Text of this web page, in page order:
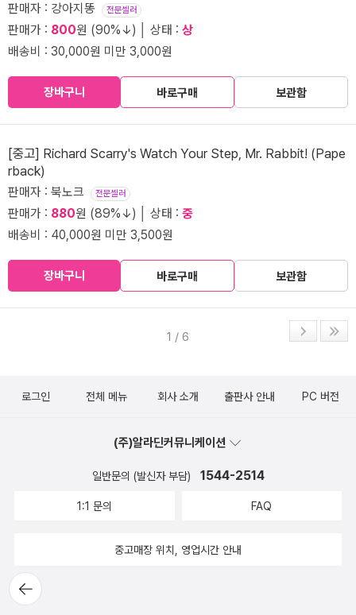
판매자 : 강아지똥 전문셀러
판매가 : 800원 (90%↓) │ 상태 : 상
배송비 : 30,000원 미만 3,000원
장바구니 바로구매 보관함
[중고] Richard Scarry's Watch Your Step, Mr. Rabbit! (Pape
rback)
판매자 : 북노크 전문셀러
판매가 : 880원 (89%↓) │ 상태 : 중
배송비 : 40,000원 미만 3,500원
장바구니 바로구매 보관함
1 / 6
뒤로가
기
로그인 전체 메뉴 회사 소개 출판사 안내 PC 버전
(주)알라딘커뮤니케이션
일반문의 (발신자 부담) 1544-2514
1:1 문의 FAQ
중고매장 위치, 영업시간 안내